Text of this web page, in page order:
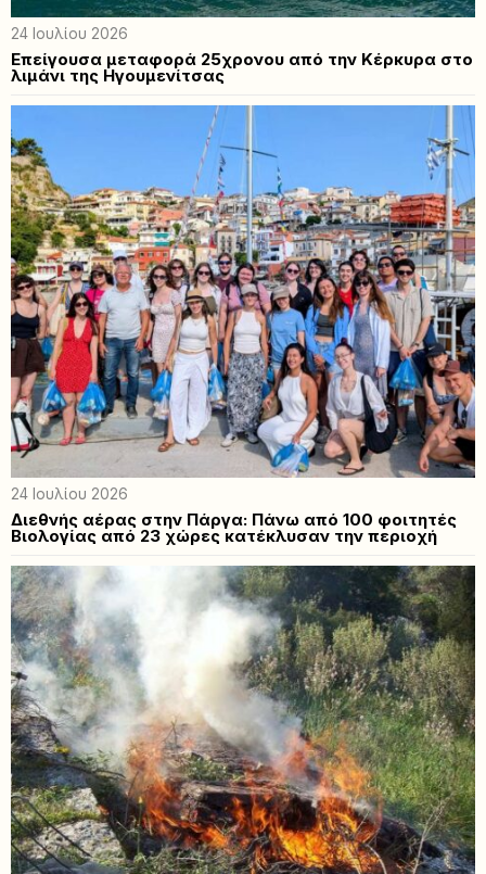
24 Ιουλίου 2026
Επείγουσα μεταφορά 25χρονου από την Κέρκυρα στο
λιμάνι της Ηγουμενίτσας
24 Ιουλίου 2026
Διεθνής αέρας στην Πάργα: Πάνω από 100 φοιτητές
Βιολογίας από 23 χώρες κατέκλυσαν την περιοχή